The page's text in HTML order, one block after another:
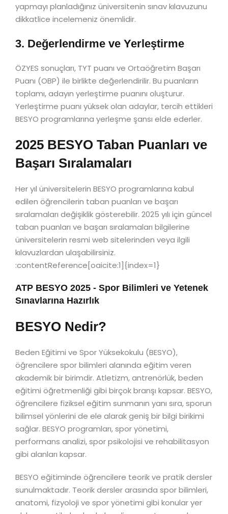
yapmayı planladığınız üniversitenin sınav kılavuzunu
dikkatlice incelemeniz önemlidir.
3. Değerlendirme ve Yerleştirme
ÖZYES sonuçları, TYT puanı ve Ortaöğretim Başarı
Puanı (OBP) ile birlikte değerlendirilir. Bu puanların
toplamı, adayın yerleştirme puanını oluşturur.
Yerleştirme puanı yüksek olan adaylar, tercih ettikleri
BESYO programlarına yerleşme şansı elde ederler.
2025 BESYO Taban Puanları ve
Başarı Sıralamaları
Her yıl üniversitelerin BESYO programlarına kabul
edilen öğrencilerin taban puanları ve başarı
sıralamaları değişiklik gösterebilir. 2025 yılı için güncel
taban puanları ve başarı sıralamaları bilgilerine
üniversitelerin resmi web sitelerinden veya ilgili
kılavuzlardan ulaşabilirsiniz.
:contentReference[oaicite:1]{index=1}
ATP BESYO 2025 - Spor Bilimleri ve Yetenek
Sınavlarına Hazırlık
BESYO Nedir?
Beden Eğitimi ve Spor Yüksekokulu (BESYO),
öğrencilere spor bilimleri alanında eğitim veren
akademik bir birimdir. Atletizm, antrenörlük, beden
eğitimi öğretmenliği gibi birçok branşı kapsar. BESYO,
öğrencilere fiziksel eğitim sunmanın yanı sıra, sporun
bilimsel yönlerini de ele alarak geniş bir bilgi birikimi
sağlar. BESYO programları, spor yönetimi,
performans analizi, spor psikolojisi ve rehabilitasyon
gibi alanları kapsar.
BESYO eğitiminde öğrencilere teorik ve pratik dersler
sunulmaktadır. Teorik dersler arasında spor bilimleri,
anatomi, fizyoloji ve spor yönetimi gibi konular yer